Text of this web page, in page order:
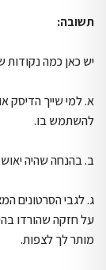
תשובה:
יש כאן כמה נקודות
א. למי שייך הדיסק
להשתמש בו.
ב. בהנחה שהיה
ג. לגבי הסרטונים
על חזקה שהורדו
מותר לך לצפות.